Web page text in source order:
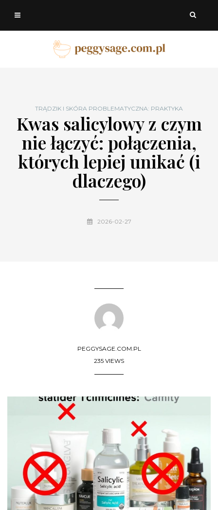
TRĄDZIK I SKÓRA PROBLEMATYCZNA: PRAKTYKA
Kwas salicylowy z czym
nie łączyć: połączenia,
których lepiej unikać (i
dlaczego)
2026-02-27
PEGGYSAGE.COM.PL
235 VIEWS